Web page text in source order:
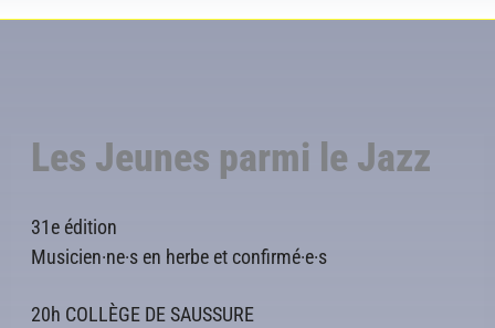
Les Jeunes parmi le Jazz
31e édition
Musicien·ne·s en herbe et confirmé·e·s
20h COLLÈGE DE SAUSSURE